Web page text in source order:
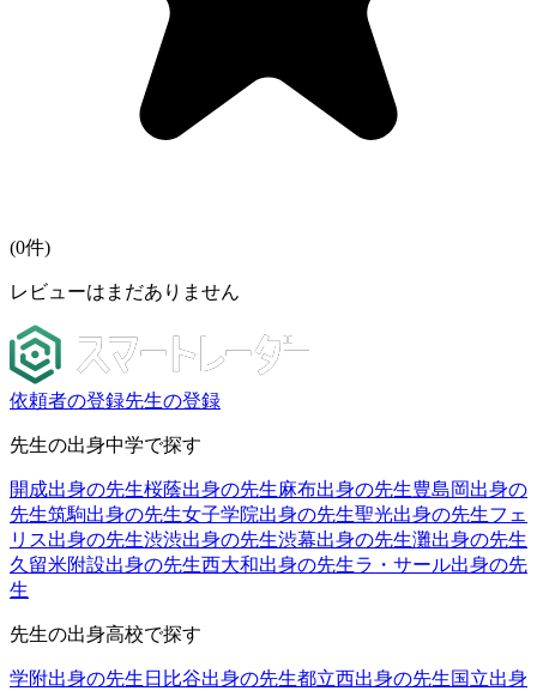
(0件)
レビューはまだありません
依頼者の登録先生の登録
先生の出身中学で探す
開成出身の先生桜蔭出身の先生麻布出身の先生豊島岡出身の
先生筑駒出身の先生女子学院出身の先生聖光出身の先生フェ
リス出身の先生渋渋出身の先生渋幕出身の先生灘出身の先生
久留米附設出身の先生西大和出身の先生ラ・サール出身の先
生
先生の出身高校で探す
学附出身の先生 日比谷出身の先生都立西出身の先生国立出身